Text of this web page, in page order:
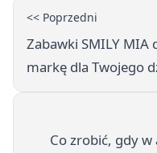
<< Poprzedni
Zabawki SMILY
markę dla Twojego
Co zrobić, gdy w